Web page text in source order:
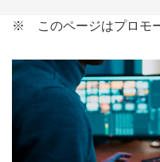
※ このページはプロモ